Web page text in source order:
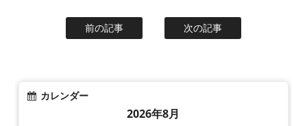
前の記事 次の記事
カレンダー
2026年8月